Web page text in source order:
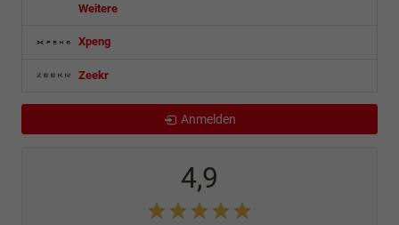
Weitere
Xpeng
Zeekr
Anmelden
4,9